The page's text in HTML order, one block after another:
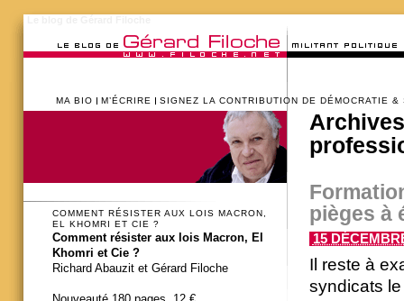
MA BIO M’ÉCRIRE SIGNEZ LA CONTRIBUTION DE DÉMOCRATIE &
pièges à
15
Il reste à
syndicats
COMMENT RÉSISTER AUX LOIS MACRON,
EL KHOMRI ET CIE ?
Comment résister aux lois Macron, El
Khomri et Cie ?
Richard Abauzit et Gérard Filoche